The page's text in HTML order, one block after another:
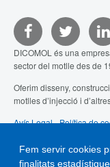
Fem servir cookies
finalitats
DICOMOL és una
sector del motlle des de
Oferim disseny,
motlles d’injecció i
Avís Legal-Política de